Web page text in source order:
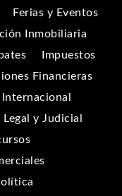
Ferias y Eventos
Inmobiliaria
Impuestos
Financieras
Internacional
Legal y Judicial